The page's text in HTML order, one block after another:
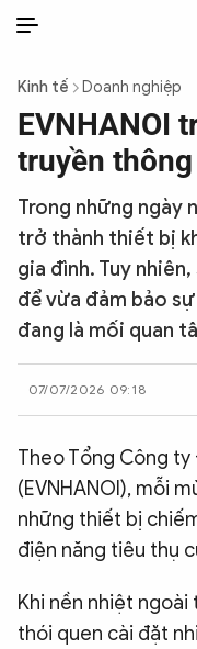
THỜI SỰ
CHỐNG DIỄN BIẾN HÒA
CÔNG AN TRONG
PHÁP LUẬT
CÔNG NGHỆ
QUỐC TẾ
VĂN HÓA - THỂ THAO
Kinh tế Doanh nghiệp
EVNHANOI
truyền thông
Trong những ngày
trở thành thiết bị
gia đình. Tuy
để vừa đảm bảo
đang là mối quan
07/07/2026 09:18
Theo Tổng Công ty
(EVNHANOI), mỗi
những thiết bị
điện năng tiêu thụ
Khi nền nhiệt
thói quen cài đặt